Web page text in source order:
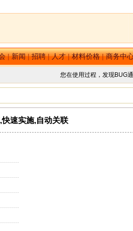
|新闻|招聘|人才|材料价格|商务中
您在使用过程，发现BUG
速实施,自动关联